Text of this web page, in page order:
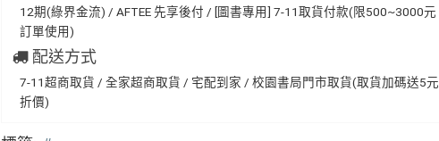
12期(綠界金流) / AFTEE 先享後付 / [圖書專用] 7-11取貨付款(限500~3000元
訂單使用)
配送方式
7-11超商取貨 / 全家超商取貨 / 宅配到家 / 校園書局門市取貨(取貨加碼送5元
折價)